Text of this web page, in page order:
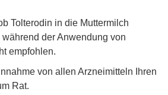
Tolterodin in die Muttermilch
der Anwendung von
empfohlen.
von allen Arzneimitteln Ihren
Rat.